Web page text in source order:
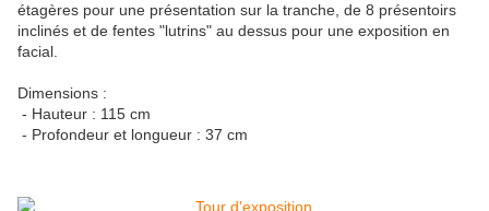
étagères pour une présentation sur la tranche, de 8 présentoirs
inclinés et de fentes "lutrins" au dessus pour une exposition en
facial.
Dimensions :
- Hauteur : 115 cm
- Profondeur et longueur : 37 cm